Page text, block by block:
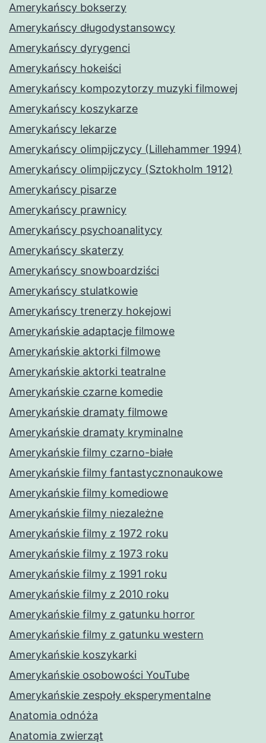
Amerykańscy bokserzy
Amerykańscy długodystansowcy
Amerykańscy dyrygenci
Amerykańscy hokeiści
Amerykańscy kompozytorzy muzyki filmowej
Amerykańscy koszykarze
Amerykańscy lekarze
Amerykańscy olimpijczycy (Lillehammer 1994)
Amerykańscy olimpijczycy (Sztokholm 1912)
Amerykańscy pisarze
Amerykańscy prawnicy
Amerykańscy psychoanalitycy
Amerykańscy skaterzy
Amerykańscy snowboardziści
Amerykańscy stulatkowie
Amerykańscy trenerzy hokejowi
Amerykańskie adaptacje filmowe
Amerykańskie aktorki filmowe
Amerykańskie aktorki teatralne
Amerykańskie czarne komedie
Amerykańskie dramaty filmowe
Amerykańskie dramaty kryminalne
Amerykańskie filmy czarno-białe
Amerykańskie filmy fantastycznonaukowe
Amerykańskie filmy komediowe
Amerykańskie filmy niezależne
Amerykańskie filmy z 1972 roku
Amerykańskie filmy z 1973 roku
Amerykańskie filmy z 1991 roku
Amerykańskie filmy z 2010 roku
Amerykańskie filmy z gatunku horror
Amerykańskie filmy z gatunku western
Amerykańskie koszykarki
Amerykańskie osobowości YouTube
Amerykańskie zespoły eksperymentalne
Anatomia odnóża
Anatomia zwierząt